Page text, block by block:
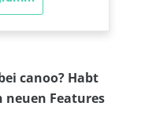
canoo? Habt
Features